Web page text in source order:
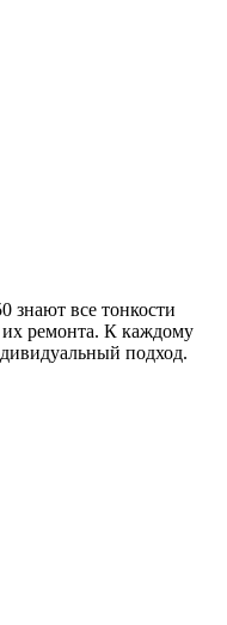
все тонкости
их ремонта. К каждому
подход.